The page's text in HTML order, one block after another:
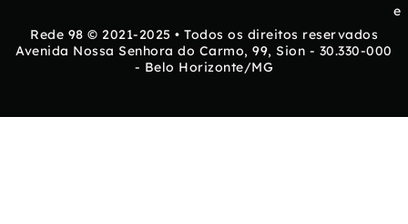
e
Rede 98 © 2021-2025 • Todos os direitos reservados
Avenida Nossa Senhora do Carmo, 99, Sion - 30.330-000
- Belo Horizonte/MG